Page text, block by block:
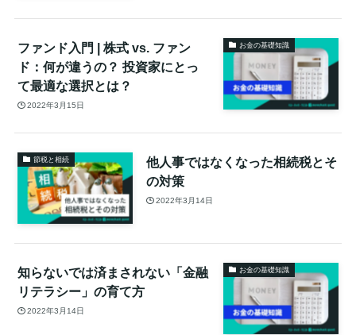
お金の基礎知識
ファンド入門 | 株式 vs. ファン
ド：何が違うの？ 投資家にとっ
て最適な選択とは？
2022年3月15日
節税と相続
他人事ではなくなった相続税とそ
の対策
2022年3月14日
お金の基礎知識
知らないでは済まされない「金融
リテラシー」の育て方
2022年3月14日